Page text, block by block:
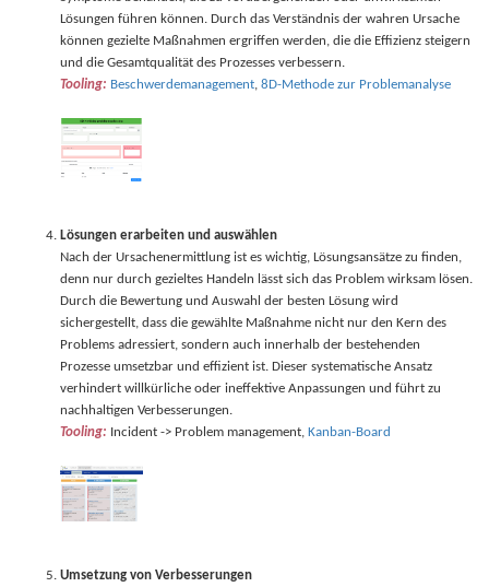
Lösungen führen können. Durch das Verständnis der wahren Ursache
können gezielte Maßnahmen ergriffen werden, die die Effizienz steigern
und die Gesamtqualität des Prozesses verbessern.
Tooling: Beschwerdemanagement, 8D-Methode zur Problemanalyse
Lösungen erarbeiten und auswählen
Nach der Ursachenermittlung ist es wichtig, Lösungsansätze zu finden,
denn nur durch gezieltes Handeln lässt sich das Problem wirksam lösen.
Durch die Bewertung und Auswahl der besten Lösung wird
sichergestellt, dass die gewählte Maßnahme nicht nur den Kern des
Problems adressiert, sondern auch innerhalb der bestehenden
Prozesse umsetzbar und effizient ist. Dieser systematische Ansatz
verhindert willkürliche oder ineffektive Anpassungen und führt zu
nachhaltigen Verbesserungen.
Tooling: Incident -> Problem management, Kanban-Board
Umsetzung von Verbesserungen